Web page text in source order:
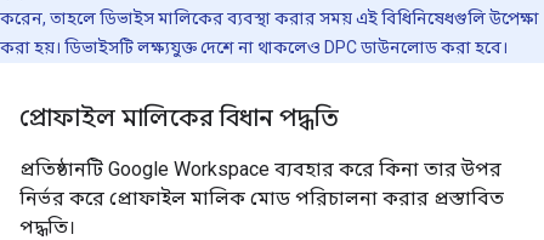
করেন, তাহলে ডিভাইস মালিকের ব্যবস্থা করার সময় এই বিধিনিষেধগুলি উপেক্ষা
করা হয়। ডিভাইসটি লক্ষ্যযুক্ত দেশে না থাকলেও DPC ডাউনলোড করা হবে।
প্রোফাইল মালিকের বিধান পদ্ধতি
প্রতিষ্ঠানটি Google Workspace ব্যবহার করে কিনা তার উপর
নির্ভর করে প্রোফাইল মালিক মোড পরিচালনা করার প্রস্তাবিত
পদ্ধতি।